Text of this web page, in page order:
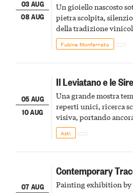
03 AUG
08 AUG
Un gioiello nascosto
pietra scolpita,
della tradizione
Fubine Monferrato
05 AUG
10 AUG
Il Leviatano e le
Una grande mostra
reperti unici, ricerca
visiva, portando
della scena le
Asti
07 AUG
Contemporary
Painting exhibition by